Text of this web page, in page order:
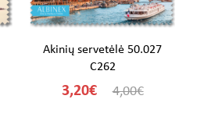
Akinių servetėlė 50.027
C262
3,20€ 4,00€